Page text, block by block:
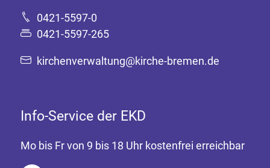
0421-5597-0
0421-5597-265
kirchenverwaltung@kirche-bremen.de
Info-Service der EKD
Mo bis Fr von 9 bis 18 Uhr kostenfrei erreichbar